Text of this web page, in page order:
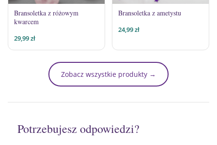
Bransoletka z różowym
kwarcem
29,99zł
Bransoletka z ametystu
24,99zł
Zobacz wszystkie produkty →
Potrzebujesz odpowiedzi?